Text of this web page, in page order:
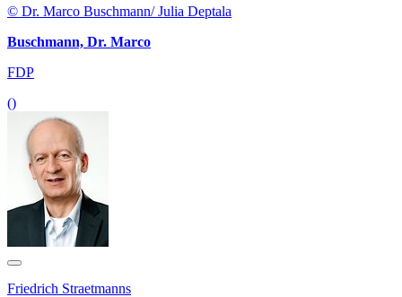
© Dr. Marco Buschmann/ Julia Deptala
Buschmann, Dr. Marco
FDP
()
Friedrich Straetmanns